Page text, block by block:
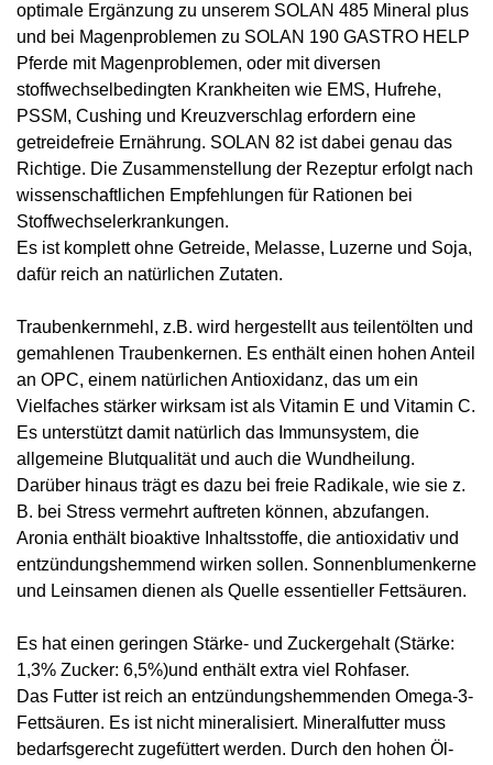
optimale Ergänzung zu unserem SOLAN 485 Mineral plus
und bei Magenproblemen zu SOLAN 190 GASTRO HELP
Pferde mit Magenproblemen, oder mit diversen
stoffwechselbedingten Krankheiten wie EMS, Hufrehe,
PSSM, Cushing und Kreuzverschlag erfordern eine
getreidefreie Ernährung. SOLAN 82 ist dabei genau das
Richtige. Die Zusammenstellung der Rezeptur erfolgt nach
wissenschaftlichen Empfehlungen für Rationen bei
Stoffwechselerkrankungen.
Es ist komplett ohne Getreide, Melasse, Luzerne und Soja,
dafür reich an natürlichen Zutaten.
Traubenkernmehl , z.B. wird hergestellt aus teilentölten und
gemahlenen Traubenkernen. Es enthält einen hohen Anteil
an OPC, einem natürlichen Antioxidanz, das um ein
Vielfaches stärker wirksam ist als Vitamin E und Vitamin C.
Es unterstützt damit natürlich das Immunsystem, die
allgemeine Blutqualität und auch die Wundheilung.
Darüber hinaus trägt es dazu bei freie Radikale, wie sie z.
B. bei Stress vermehrt auftreten können, abzufangen.
Aronia enthält bioaktive Inhaltsstoffe, die antioxidativ und
entzündungshemmend wirken sollen. Sonnenblumenkerne
und Leinsamen dienen als Quelle essentieller Fettsäuren.
Es hat einen geringen Stärke- und Zuckergehalt (Stärke:
1,3% Zucker: 6,5%)und enthält extra viel Rohfaser.
Das Futter ist reich an entzündungshemmenden Omega-3-
Fettsäuren. Es ist nicht mineralisiert. Mineralfutter muss
bedarfsgerecht zugefüttert werden. Durch den hohen Öl-